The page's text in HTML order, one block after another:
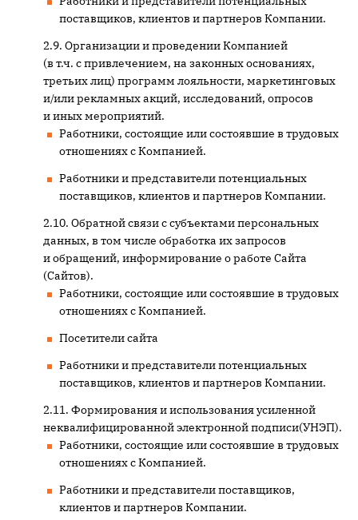
поставщиков, клиентов и партнеров Компании.
Организации и проведении Компанией
(в т.ч. с привлечением, на законных основаниях,
третьих лиц) программ лояльности, маркетинговых
и/или рекламных акций, исследований, опросов
и иных мероприятий.
Работники, состоящие или состоявшие в трудовых
отношениях с Компанией.
Работники и представители потенциальных
поставщиков, клиентов и партнеров Компании.
Обратной связи с субъектами персональных
данных, в том числе обработка их запросов
и обращений, информирование о работе Сайта
(Сайтов).
Работники, состоящие или состоявшие в трудовых
отношениях с Компанией.
Посетители сайта
Работники и представители потенциальных
поставщиков, клиентов и партнеров Компании.
Формирования и использования усиленной
неквалифицированной электронной подписи(УНЭП).
Работники, состоящие или состоявшие в трудовых
отношениях с Компанией.
Работники и представители поставщиков,
клиентов и партнеров Компании.